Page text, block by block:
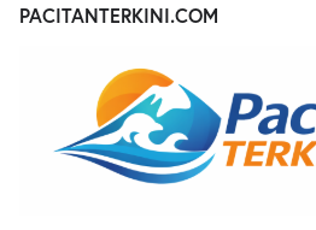
PACITANTERKINI.COM